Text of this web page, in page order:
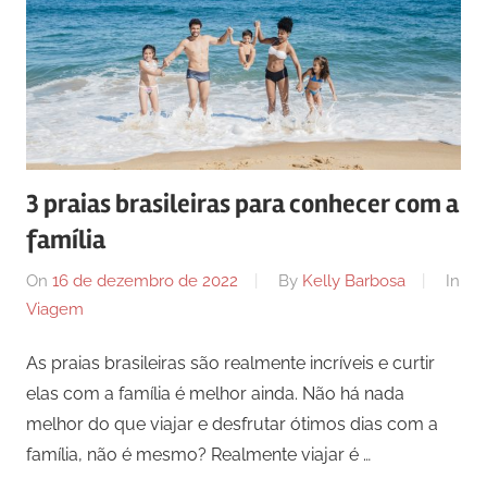
3 praias brasileiras para conhecer com a
família
On 16 de dezembro de 2022 By Kelly Barbosa
In
Viagem
As praias brasileiras são realmente incríveis e curtir
elas com a família é melhor ainda. Não há nada
melhor do que viajar e desfrutar ótimos dias com a
família, não é mesmo? Realmente viajar é …